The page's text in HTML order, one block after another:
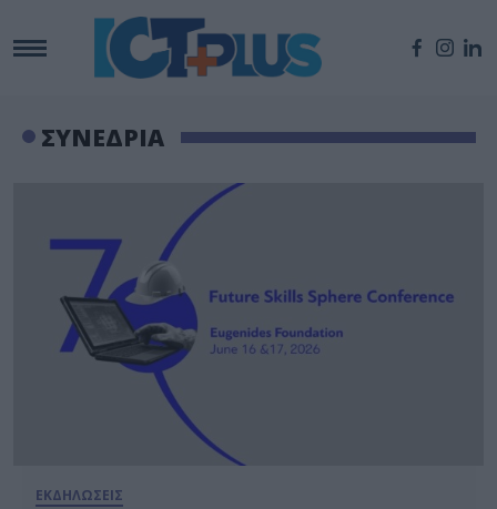
ΣΥΝΕΔΡΙΑ
ΕΚΔΗΛΩΣΕΙΣ